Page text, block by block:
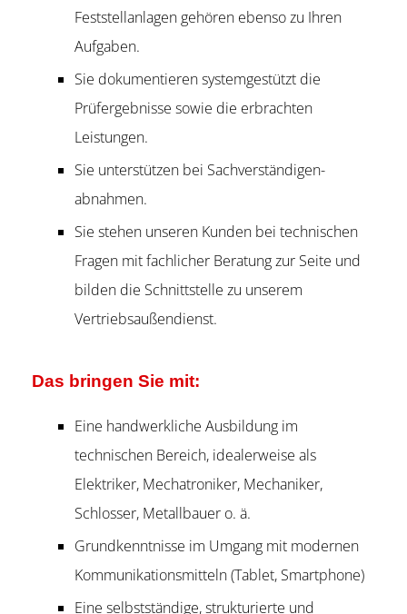
Feststellanlagen gehören ebenso zu Ihren
Aufgaben.
Sie dokumentieren systemgestützt die
Prüfergebnisse sowie die erbrachten
Leistungen.
Sie unterstützen bei Sachverständigen­
abnahmen.
Sie stehen unseren Kunden bei technischen
Fragen mit fachlicher Beratung zur Seite und
bilden die Schnittstelle zu unserem
Vertriebsaußendienst.
Das bringen Sie mit:
Eine handwerkliche Ausbildung im
technischen Bereich, idealerweise als
Elektriker, Mechatroniker, Mechaniker,
Schlosser, Metallbauer o. ä.
Grundkenntnisse im Umgang mit modernen
Kommunikationsmitteln (Tablet, Smartphone)
Eine selbstständige, strukturierte und